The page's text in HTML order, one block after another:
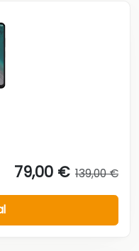
79,00 € 139,00 €